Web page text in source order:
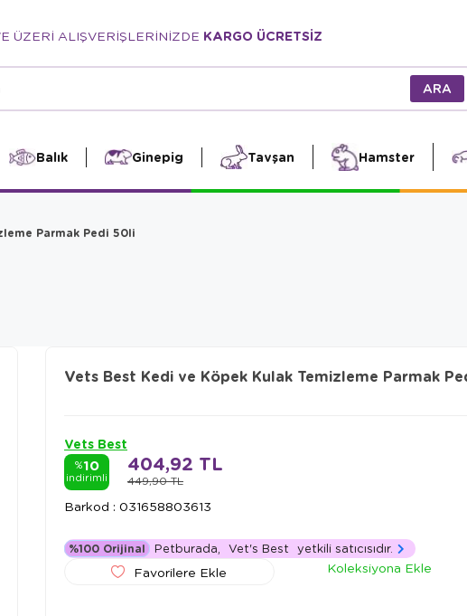
ÜZERİ ALIŞVERİŞLERİNİZDE KARGO ÜCRETSİZ
Balık Ginepig Tavşan Hamster
Parmak Pedi 50li
Vets Best Kedi ve Köpek Kulak Temizleme Parmak
Vets Best
%10
indirimli 449,90 TL
404,92 TL
Barkod : 031658803613
%100 Orijinal Petburada, Vet's Best yetkili satıcısıdır.
Favorilere Ekle
Koleksiyona Ekle